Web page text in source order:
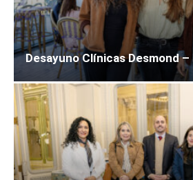
Desayuno Clínicas Desmond